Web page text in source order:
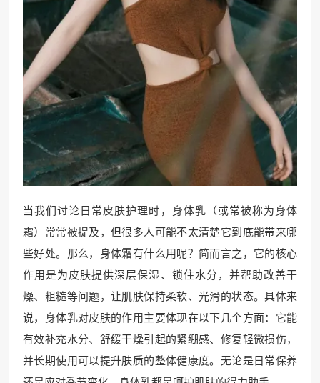
当我们讨论日常皮肤护理时，身体乳（或常被称为身体
霜）常常被提及，但很多人可能不太清楚它到底能带来哪
些好处。那么，身体霜有什么用呢？简而言之，它的核心
作用是为皮肤提供深层保湿、锁住水分，并帮助改善干
燥、粗糙等问题，让肌肤保持柔软、光滑的状态。具体来
说，身体乳对皮肤的作用主要体现在以下几个方面：它能
有效补充水分、舒缓干燥引起的紧绷感、修复轻微损伤，
并长期使用可以提升肤质的整体健康度。无论是日常保养